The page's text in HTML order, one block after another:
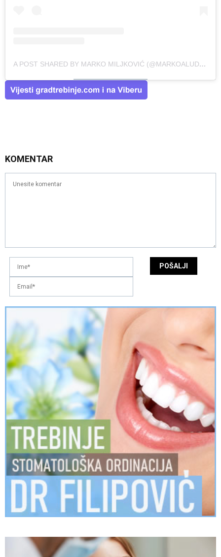
A POST SHARED BY MARKO MILJKOVIĆ (@MARKOALUDEMINUTIVU)
KOMENTAR